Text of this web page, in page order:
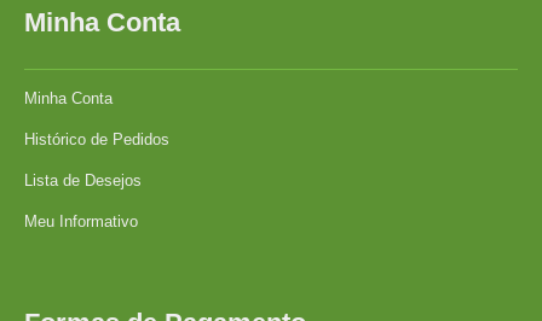
Minha Conta
Minha Conta
Histórico de Pedidos
Lista de Desejos
Meu Informativo